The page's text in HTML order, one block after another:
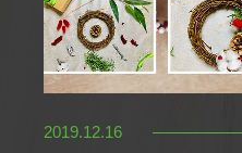
2019.12.16